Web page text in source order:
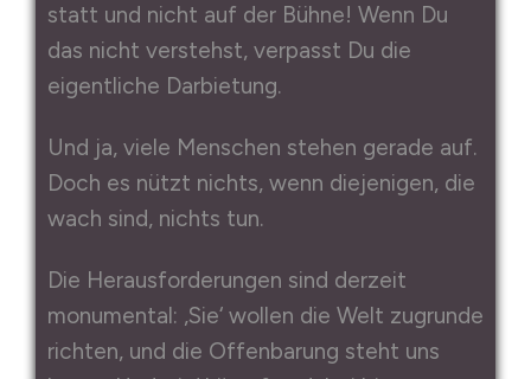
statt und nicht auf der Bühne! Wenn Du
das nicht verstehst, verpasst Du die
eigentliche Darbietung.
Und ja, viele Menschen stehen gerade auf.
Doch es nützt nichts, wenn diejenigen, die
wach sind, nichts tun.
Die Herausforderungen sind derzeit
monumental: ‚Sie‘ wollen die Welt zugrunde
richten, und die Offenbarung steht uns